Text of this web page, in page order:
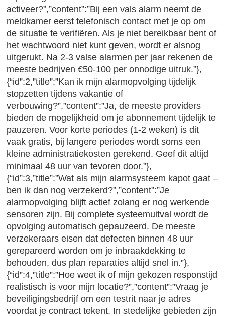
activeer?”,”content”:”Bij een vals alarm neemt de
meldkamer eerst telefonisch contact met je op om
de situatie te verifiëren. Als je niet bereikbaar bent of
het wachtwoord niet kunt geven, wordt er alsnog
uitgerukt. Na 2-3 valse alarmen per jaar rekenen de
meeste bedrijven €50-100 per onnodige uitruk.”},
{“id”:2,”title”:”Kan ik mijn alarmopvolging tijdelijk
stopzetten tijdens vakantie of
verbouwing?”,”content”:”Ja, de meeste providers
bieden de mogelijkheid om je abonnement tijdelijk te
pauzeren. Voor korte periodes (1-2 weken) is dit
vaak gratis, bij langere periodes wordt soms een
kleine administratiekosten gerekend. Geef dit altijd
minimaal 48 uur van tevoren door.”},
{“id”:3,”title”:”Wat als mijn alarmsysteem kapot gaat –
ben ik dan nog verzekerd?”,”content”:”Je
alarmopvolging blijft actief zolang er nog werkende
sensoren zijn. Bij complete systeemuitval wordt de
opvolging automatisch gepauzeerd. De meeste
verzekeraars eisen dat defecten binnen 48 uur
gerepareerd worden om je inbraakdekking te
behouden, dus plan reparaties altijd snel in.”},
{“id”:4,”title”:”Hoe weet ik of mijn gekozen responstijd
realistisch is voor mijn locatie?”,”content”:”Vraag je
beveiligingsbedrijf om een testrit naar je adres
voordat je contract tekent. In stedelijke gebieden zijn